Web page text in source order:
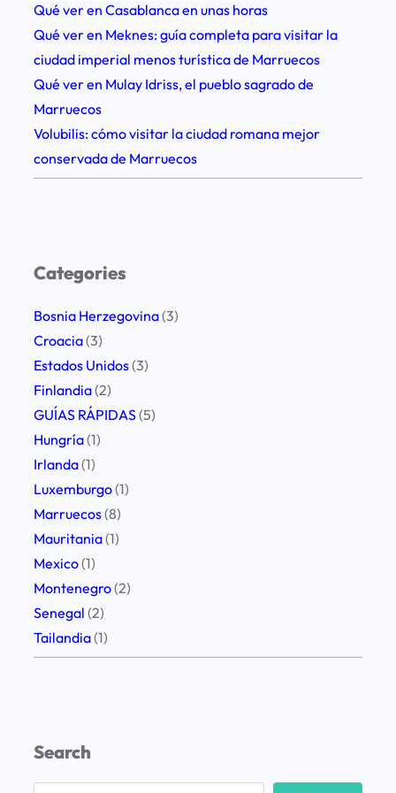
o
n
i
a
e
n
f
a
Qué ver en Casablanca en unas horas
Qué ver en Meknes: guía completa para visitar la
ciudad imperial menos turística de Marruecos
Qué ver en Mulay Idriss, el pueblo sagrado de
Marruecos
Volubilis: cómo visitar la ciudad romana mejor
conservada de Marruecos
Categories
Bosnia Herzegovina(3)
Croacia(3)
Estados Unidos(3)
Finlandia(2)
GUÍAS RÁPIDAS(5)
Hungría(1)
Irlanda(1)
Luxemburgo(1)
Marruecos(8)
Mauritania(1)
Mexico(1)
Montenegro(2)
Senegal (2)
Tailandia(1)
Search